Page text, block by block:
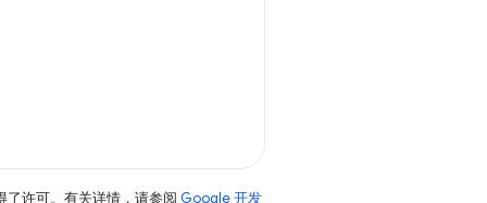
了许可。有关详情，请参阅 Google 开发